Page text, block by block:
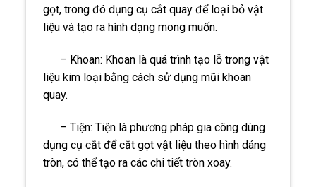
gọt, trong đó dụng cụ cắt quay để loại bỏ vật
liệu và tạo ra hình dạng mong muốn.
– Khoan: Khoan là quá trình tạo lỗ trong vật
liệu kim loại bằng cách sử dụng mũi khoan
quay.
– Tiện: Tiện là phương pháp gia công dùng
dụng cụ cắt để cắt gọt vật liệu theo hình dáng
tròn, có thể tạo ra các chi tiết tròn xoay.